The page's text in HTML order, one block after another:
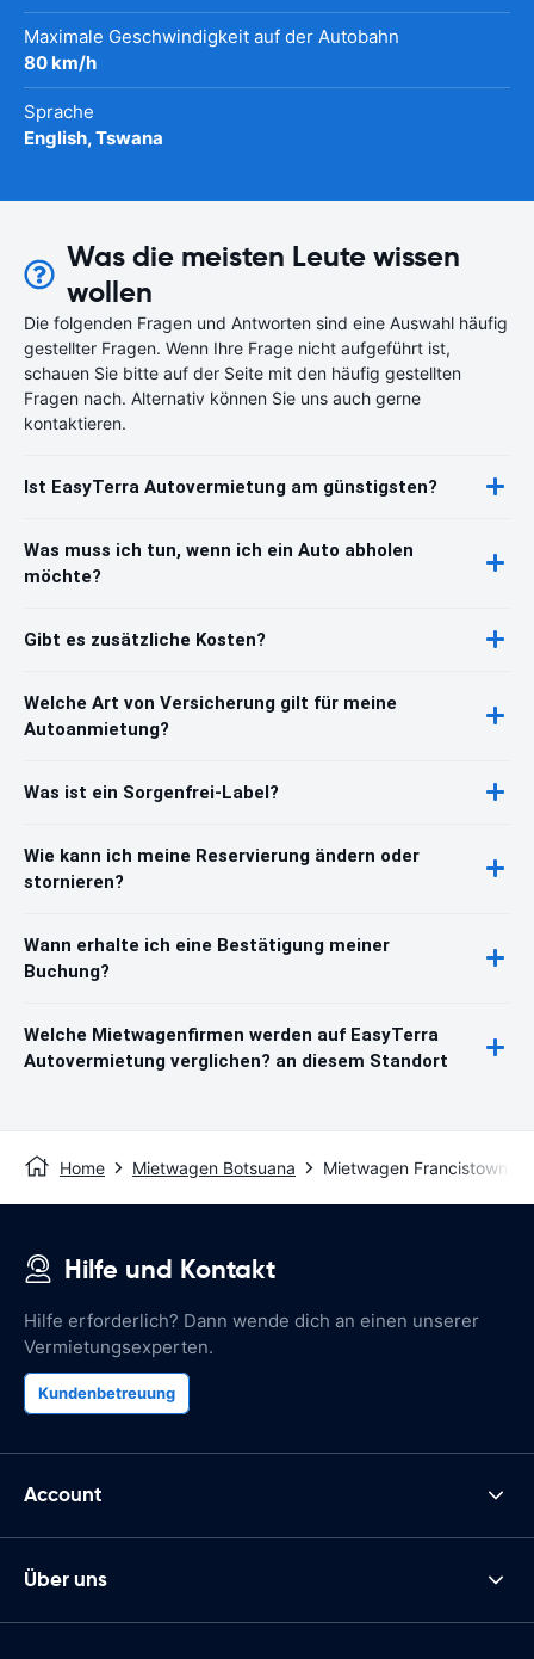
Maximale Geschwindigkeit auf der Autobahn
80 km/h
Sprache
English, Tswana
Was die meisten Leute wissen
wollen
Die folgenden Fragen und Antworten sind eine Auswahl häufig
gestellter Fragen. Wenn Ihre Frage nicht aufgeführt ist,
schauen Sie bitte auf der Seite mit den häufig gestellten
Fragen nach. Alternativ können Sie uns auch gerne
kontaktieren.
Ist EasyTerra Autovermietung am günstigsten?
Was muss ich tun, wenn ich ein Auto abholen
möchte?
Gibt es zusätzliche Kosten?
Welche Art von Versicherung gilt für meine
Autoanmietung?
Was ist ein Sorgenfrei-Label?
Wie kann ich meine Reservierung ändern oder
stornieren?
Wann erhalte ich eine Bestätigung meiner
Buchung?
Welche Mietwagenfirmen werden auf EasyTerra
Autovermietung verglichen? an diesem Standort
Home Mietwagen Botsuana Mietwagen Francistown
Hilfe und Kontakt
Hilfe erforderlich? Dann wende dich an einen unserer
Vermietungsexperten.
Kundenbetreuung
Account
Über uns